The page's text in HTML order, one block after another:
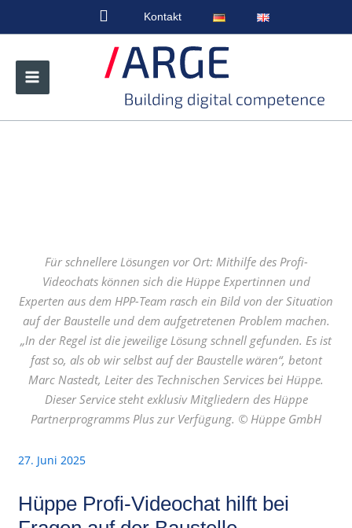
Kontakt
Für schnellere Lösungen vor Ort: Mithilfe des Profi-
Videochats können sich die Hüppe Expertinnen und
Experten aus dem HPP-Team rasch ein Bild von der Situation
auf der Baustelle und dem aufgetretenen Problem machen.
„In der Regel ist die jeweilige Lösung schnell gefunden. Es ist
fast so, als ob wir selbst auf der Baustelle wären“, betont
Marc Nastedt, Leiter des Technischen Services bei Hüppe.
Dieser Service steht exklusiv Mitgliedern des Hüppe
Partnerprogramms Plus zur Verfügung. © Hüppe GmbH
27. Juni 2025
Hüppe Profi-Videochat hilft bei